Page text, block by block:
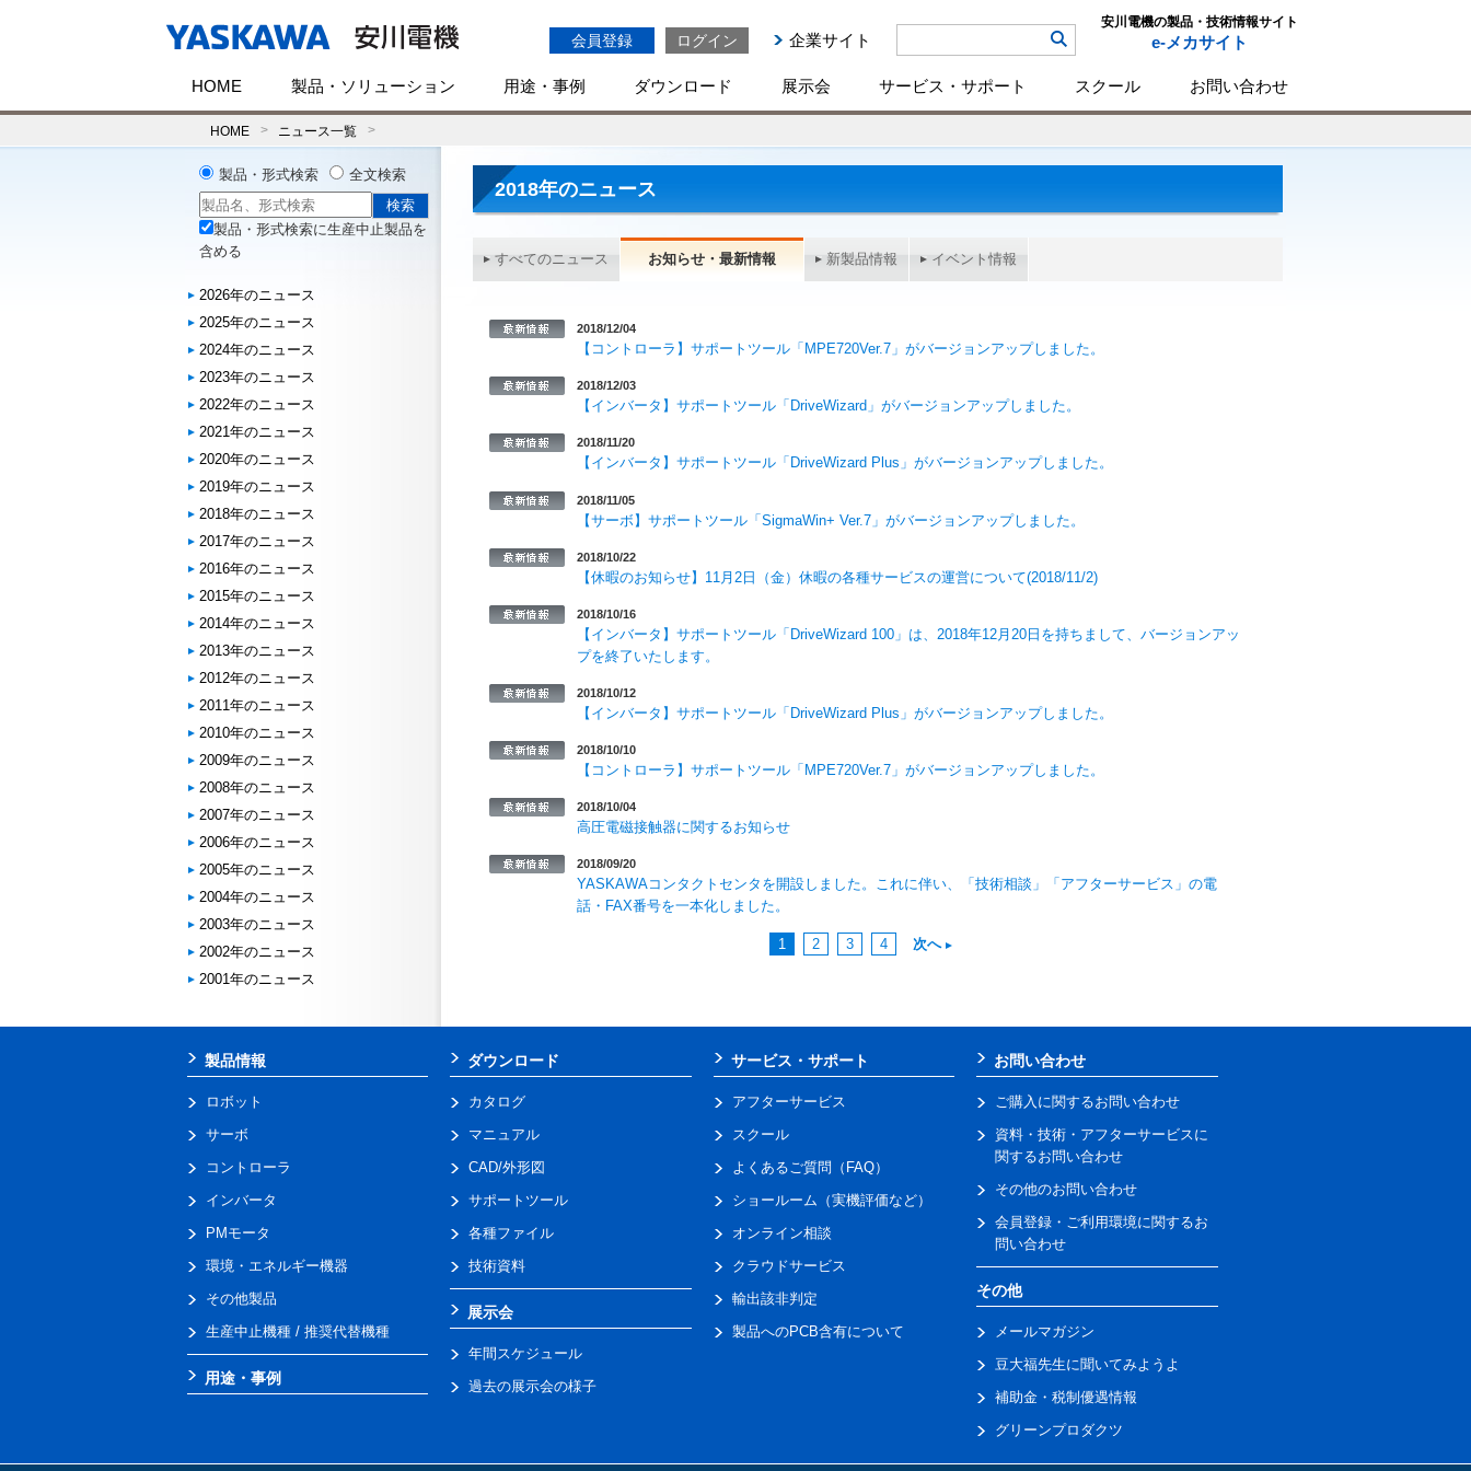
会員登録 ログイン 企業サイト
安川電機の製品・技術情報サイト
e-メカサイト
HOME 製品・ソリューション 用途・事例 ダウンロード 展示会 サービス・サポート スクール お問い合わせ
HOME ニュース一覧
2018年のニュース
すべてのニュース お知らせ・最新情報 新製品情報 イベント情報
2018/12/04
【コントローラ】サポートツール「MPE720Ver.7」がバージョンアップしました。
2018/12/03
【インバータ】サポートツール「DriveWizard」がバージョンアップしました。
2018/11/20
【インバータ】サポートツール「DriveWizard Plus」がバージョンアップしました。
2018/11/05
【サーボ】サポートツール「SigmaWin+ Ver.7」がバージョンアップしました。
2018/10/22
【休暇のお知らせ】11月2日（金）休暇の各種サービスの運営について(2018/11/2)
2018/10/16
【インバータ】サポートツール「DriveWizard 100」は、2018年12月20日を持ちまして、バージョンアッ
プを終了いたします。
2018/10/12
【インバータ】サポートツール「DriveWizard Plus」がバージョンアップしました。
2018/10/10
【コントローラ】サポートツール「MPE720Ver.7」がバージョンアップしました。
2018/10/04
高圧電磁接触器に関するお知らせ
2018/09/20
YASKAWAコンタクトセンタを開設しました。これに伴い、「技術相談」「アフターサービス」の電
話・FAX番号を一本化しました。
1 2 3 4 次へ
製品・形式検索 全文検索
製品・形式検索に生産中止製品を
含める
2026年のニュース
2025年のニュース
2024年のニュース
2023年のニュース
2022年のニュース
2021年のニュース
2020年のニュース
2019年のニュース
2018年のニュース
2017年のニュース
2016年のニュース
2015年のニュース
2014年のニュース
2013年のニュース
2012年のニュース
2011年のニュース
2010年のニュース
2009年のニュース
2008年のニュース
2007年のニュース
2006年のニュース
2005年のニュース
2004年のニュース
2003年のニュース
2002年のニュース
2001年のニュース
製品情報
ロボット
サーボ
コントローラ
インバータ
PMモータ
環境・エネルギー機器
その他製品
生産中止機種 / 推奨代替機種
用途・事例
ダウンロード
カタログ
マニュアル
CAD/外形図
サポートツール
各種ファイル
技術資料
展示会
年間スケジュール
過去の展示会の様子
サービス・サポート
アフターサービス
スクール
よくあるご質問（FAQ）
ショールーム（実機評価など）
オンライン相談
クラウドサービス
輸出該非判定
製品へのPCB含有について
お問い合わせ
ご購入に関するお問い合わせ
資料・技術・アフターサービスに
関するお問い合わせ
その他のお問い合わせ
会員登録・ご利用環境に関するお
問い合わせ
その他
メールマガジン
豆大福先生に聞いてみようよ
補助金・税制優遇情報
グリーンプロダクツ